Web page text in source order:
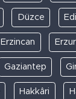
Düzce
Erzincan
Gaziantep
Hakkâri